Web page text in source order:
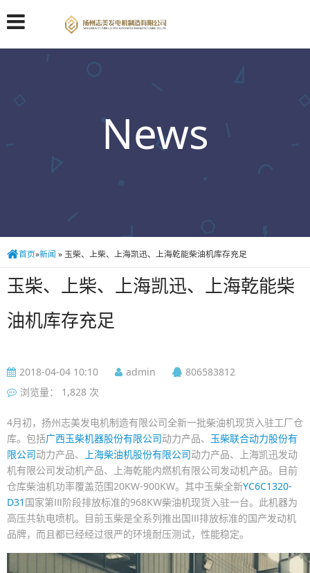
News
首页»新闻 » 玉柴、上柴、上海凯迅、上海乾能柴油机库存充足
玉柴、上柴、上海凯迅、上海乾能柴
油机库存充足
2018-04-04 10:10 admin
806583812
浏览量： 1,828 次
4月初，扬州志美发电机制造有限公司全新一批柴油机现货入驻工厂仓
库。包括广西玉柴机器股份有限公司动力产品、 玉柴联合动力股份有
限公司动力产品、 上海柴油机股份有限公司动力产品、上海凯迅发动
机有限公司发动机产品、上海乾能内燃机有限公司发动机产品。目前
仓库柴油机功率覆盖范围20KW-900KW。其中玉柴全新YC6C1320-
D31 国家第Ⅲ阶段排放标准的968KW柴油机现货入驻一台。此机器为
高压共轨电喷机。目前玉柴是全系列推出国Ⅲ排放标准的国产发动机
品牌，而且都已经经过很严的环境耐压测试，性能稳定。